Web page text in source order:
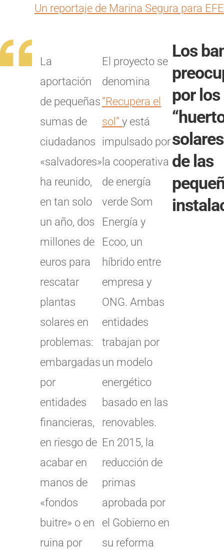
Un reportaje de Marina Segura para EFE
La
aportación
de pequeñas
sumas de
ciudadanos
«salvadores»
ha reunido,
en tan solo
un año, dos
millones de
euros para
rescatar
plantas
solares en
problemas:
embargadas
por
entidades
financieras,
en riesgo de
acabar en
manos de
«fondos
buitre» o en
ruina por
El proyecto se
denomina
“Recupera el
sol” y está
impulsado por
la cooperativa
de energía
verde Som
Energía y
Ecoo, un
híbrido entre
empresa y
ONG. Ambas
entidades
trabajan por
un modelo
energético
basado en las
renovables.
En 2015, la
reducción de
primas
aprobada por
el Gobierno en
su reforma
Los
por los
de las